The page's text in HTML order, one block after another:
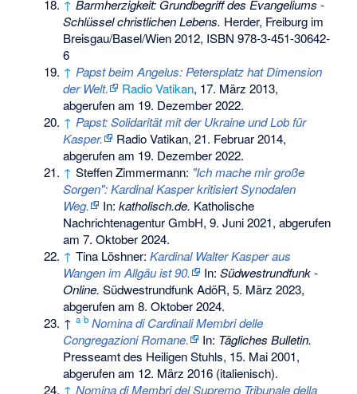
↑ Barmherzigkeit: Grundbegriff des Evangeliums -
Schlüssel christlichen Lebens. Herder, Freiburg im
Breisgau/Basel/Wien 2012, ISBN 978-3-451-30642-
6
↑ Papst beim Angelus: Petersplatz hat Dimension
der Welt.
Radio Vatikan, 17. März 2013,
abgerufen am 19. Dezember 2022.
↑ Papst: Solidarität mit der Ukraine und Lob für
Kasper.
Radio Vatikan, 21. Februar 2014,
abgerufen am 19. Dezember 2022.
↑ Steffen Zimmermann: "Ich mache mir große
Sorgen": Kardinal Kasper kritisiert Synodalen
Weg.
In:katholisch.de. Katholische
Nachrichtenagentur GmbH, 9. Juni 2021, abgerufen
am 7. Oktober 2024.
↑ Tina Löshner:Kardinal Walter Kasper aus
Wangen im Allgäu ist 90.
In:Südwestrundfunk -
Online. Südwestrundfunk AdöR, 5. März 2023,
abgerufen am 8. Oktober 2024.
↑a b Nomina di Cardinali Membri delle
Congregazioni Romane.
In: Tägliches Bulletin.
Presseamt des Heiligen Stuhls, 15. Mai 2001,
abgerufen am 12. März 2016 (italienisch).
↑ Nomina di Membri del Supremo Tribunale della